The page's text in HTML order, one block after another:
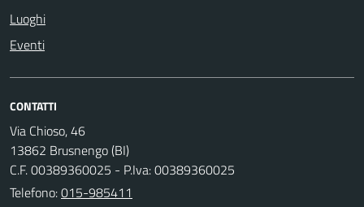
Luoghi
Eventi
CONTATTI
Via Chioso, 46
13862 Brusnengo (BI)
C.F. 00389360025 - P.Iva: 00389360025
Telefono:015-985411